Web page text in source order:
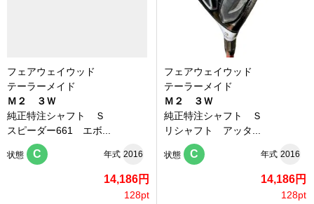
フェアウェイウッド
テーラーメイド
Ｍ２ ３Ｗ
純正特注シャフト Ｓ
スピーダー661 エボ...
状態 C 年式 2016
14,186円
128pt
フェアウェイウッド
テーラーメイド
Ｍ２ ３Ｗ
純正特注シャフト Ｓ
リシャフト アッタ...
状態 C 年式 2016
14,186円
128pt